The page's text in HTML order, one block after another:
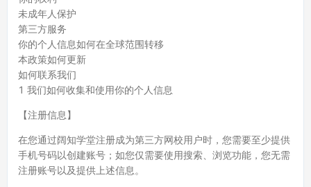
未成年人保护
第三方服务
你的个人信息如何在全球范围转移
本政策如何更新
如何联系我们
1 我们如何收集和使用你的个人信息
【注册信息】
在您通过阔知学堂注册成为第三方网校用户时，您需要至少提供
手机号码以创建账号；如您仅需要使用搜索、浏览功能，您无需
注册账号以及提供上述信息。